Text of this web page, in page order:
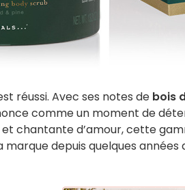
réussi. Avec ses notes de bois
comme un moment de
chantante d’amour, cette
depuis quelques années